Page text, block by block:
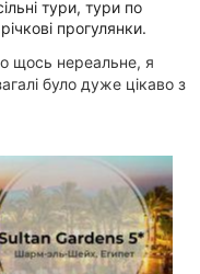
тури, тури по
прогулянки.
щось нереальне, я
було дуже цікаво з